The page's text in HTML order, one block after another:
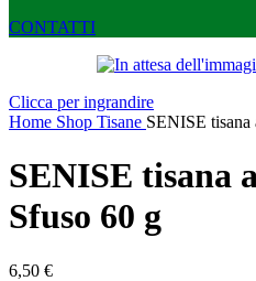
CONTATTI
Clicca per ingrandire
Home Shop Tisane SENISE tisana
SENISE tisana
Sfuso 60 g
6,50 €